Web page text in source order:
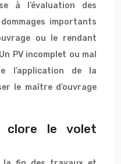
à l’évaluation des
importants
ou le rendant
PV incomplet ou mal
l’application de la
le maître d’ouvrage
clore le volet